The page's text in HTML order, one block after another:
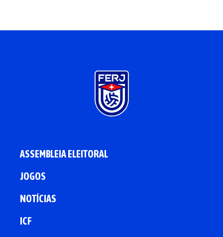
ASSEMBLEIA ELEITORAL
JOGOS
NOTÍCIAS
ICF